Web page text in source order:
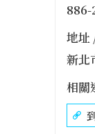
地址
新北
相關